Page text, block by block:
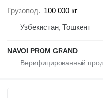
Грузопод. 100 000 кг
Узбекистан, Тошкент
NAVOI PROM GRAND